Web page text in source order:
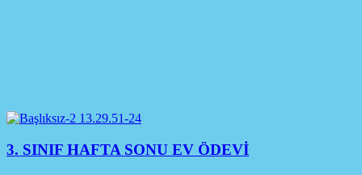
3. SINIF HAFTA SONU EV ÖDEVİ